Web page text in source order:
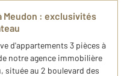
Meudon : exclusivités
d'appartements 3 pièces à
notre agence immobilière
située au 2 boulevard des